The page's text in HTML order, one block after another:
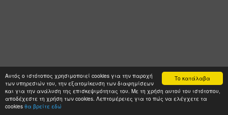
Το κατάλαβα
Αυτός ο ιστότοπος χρησιμοποιεί cookies για την παροχή
των υπηρεσιών του, την εξατομίκευση των διαφημίσεων
και για την ανάλυση της επισκεψιμότητας του. Με τη χρήση αυτού του ιστότοπου,
αποδέχεστε τη χρήση των cookies. Λεπτομέρειες για το πώς να ελέγχετε τα
cookies θα βρείτε εδώ